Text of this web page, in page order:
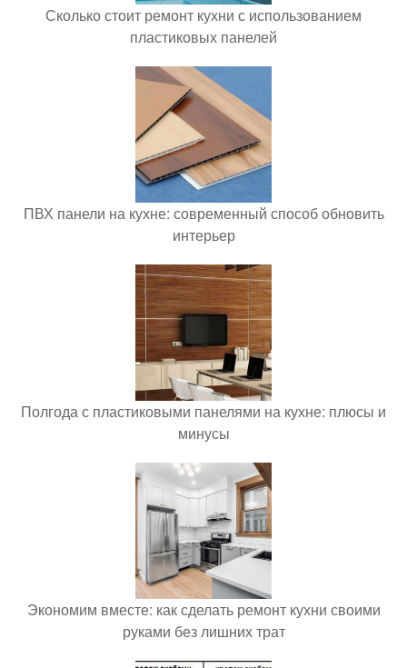
Сколько стоит ремонт кухни с использованием
пластиковых панелей
ПВХ панели на кухне: современный способ обновить
интерьер
Полгода с пластиковыми панелями на кухне: плюсы и
минусы
Экономим вместе: как сделать ремонт кухни своими
руками без лишних трат